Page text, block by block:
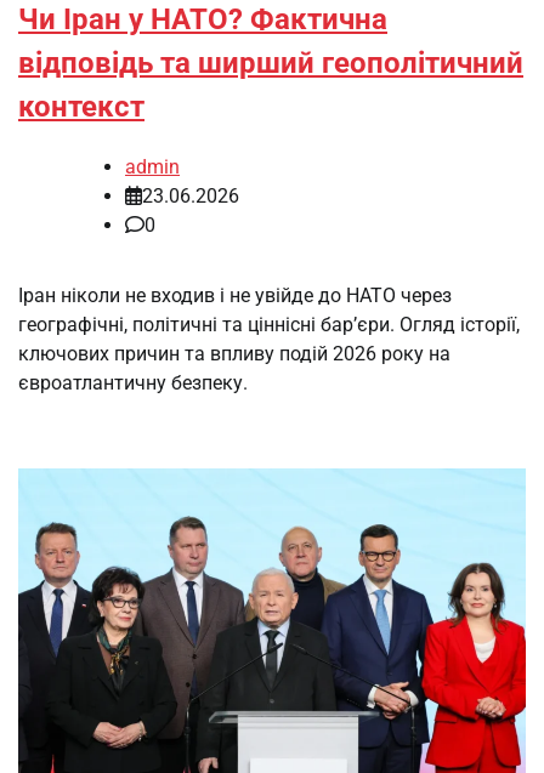
Чи Іран у НАТО? Фактична
відповідь та ширший геополітичний
контекст
admin
23.06.2026
0
Іран ніколи не входив і не увійде до НАТО через
географічні, політичні та ціннісні бар’єри. Огляд історії,
ключових причин та впливу подій 2026 року на
євроатлантичну безпеку.